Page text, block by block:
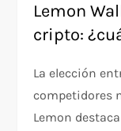
Lemon
cripto:
La elección
competidores
Lemon